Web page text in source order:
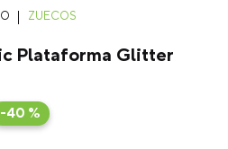
ZUECOS
Plataforma Glitter
-40 %